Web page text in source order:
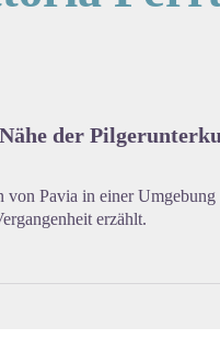
der
von Pavia in einer
erzählt.